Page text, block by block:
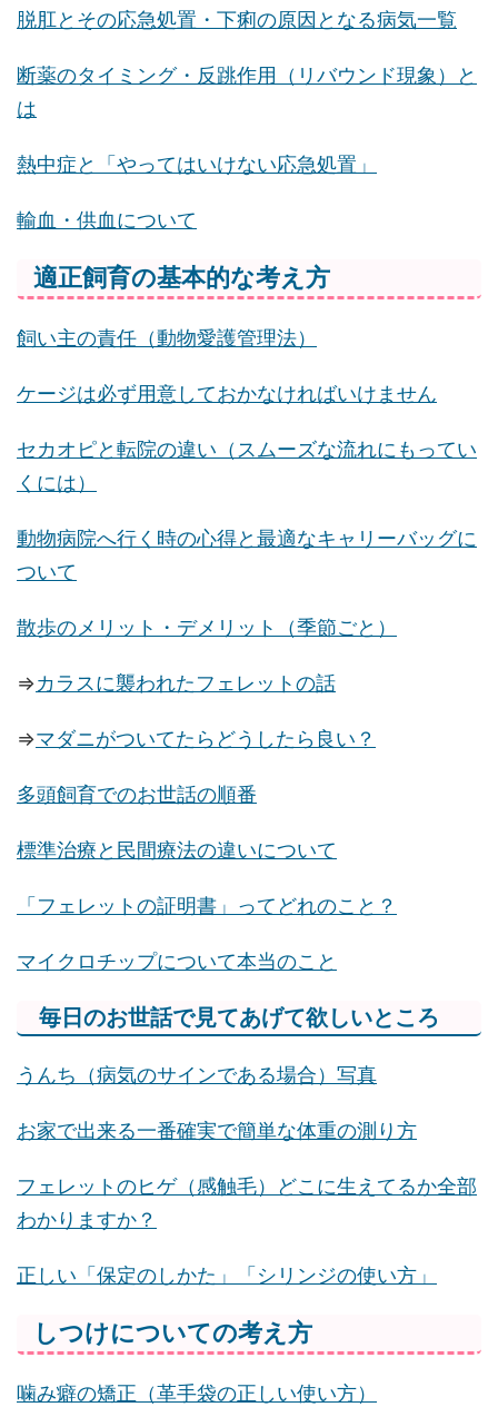
脱肛とその応急処置・下痢の原因となる病気一覧
断薬のタイミング・反跳作用（リバウンド現象）と
は
熱中症と「やってはいけない応急処置」
輸血・供血について
適正飼育の基本的な考え方
飼い主の責任（動物愛護管理法）
ケージは必ず用意しておかなければいけません
セカオピと転院の違い（スムーズな流れにもってい
くには）
動物病院へ行く時の心得と最適なキャリーバッグに
ついて
散歩のメリット・デメリット（季節ごと）
⇒カラスに襲われたフェレットの話
⇒マダニがついてたらどうしたら良い？
多頭飼育でのお世話の順番
標準治療と民間療法の違いについて
「フェレットの証明書」ってどれのこと？
マイクロチップについて本当のこと
毎日のお世話で見てあげて欲しいところ
うんち（病気のサインである場合）写真
お家で出来る一番確実で簡単な体重の測り方
フェレットのヒゲ（感触毛）どこに生えてるか全部
わかりますか？
正しい「保定のしかた」「シリンジの使い方」
しつけについての考え方
噛み癖の矯正（革手袋の正しい使い方）